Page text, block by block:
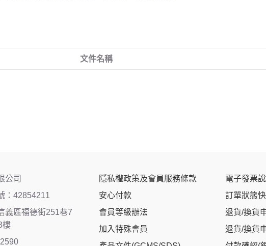
文件名稱
公司
：42854211
義區福德街251巷7
樓
隱私權政策及會員服務條款
安心付款
會員等級辦法
加入特殊會員
電子發票
訂單狀態
退貨/換貨
退貨/換貨